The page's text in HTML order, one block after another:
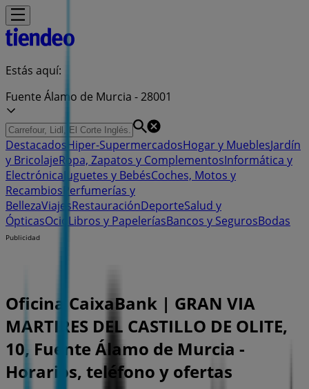
Estás aquí:
Fuente Álamo de Murcia - 28001
Destacados Hiper-SupermercadosHogar y MueblesJardín
y BricolajeRopa, Zapatos y ComplementosInformática y
Electrónica Juguetes y BebésCoches, Motos y
Recambios Perfumerías y
BellezaViajesRestauraciónDeporteSalud y
ÓpticasOcio Libros y PapeleríasBancos y SegurosBodas
Publicidad
Oficina CaixaBank | GRAN VIA
MARTIRES DEL CASTILLO DE OLITE,
10, Fuente Álamo de Murcia -
Horarios, teléfono y ofertas